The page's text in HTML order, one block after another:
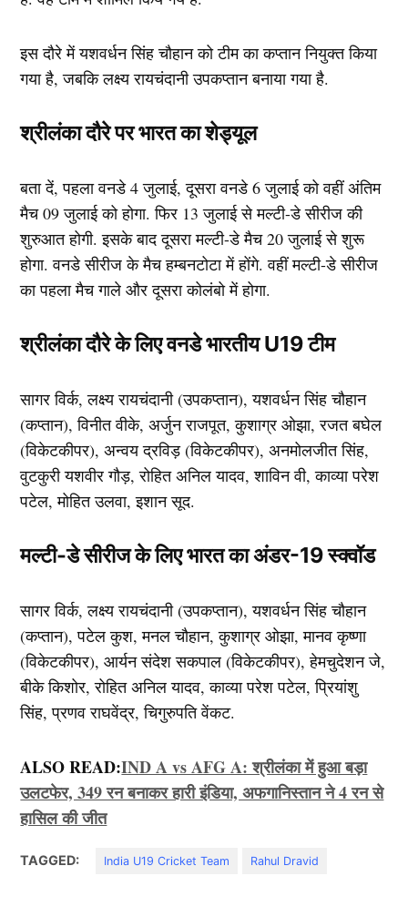
इस दौरे में यशवर्धन सिंह चौहान को टीम का कप्तान नियुक्त किया
गया है, जबकि लक्ष्य रायचंदानी उपकप्तान बनाया गया है.
श्रीलंका दौरे पर भारत का शेड्यूल
बता दें, पहला वनडे 4 जुलाई, दूसरा वनडे 6 जुलाई को वहीं अंतिम
मैच 09 जुलाई को होगा. फिर 13 जुलाई से मल्टी-डे सीरीज की
शुरुआत होगी. इसके बाद दूसरा मल्टी-डे मैच 20 जुलाई से शुरू
होगा. वनडे सीरीज के मैच हम्बनटोटा में होंगे. वहीं मल्टी-डे सीरीज
का पहला मैच गाले और दूसरा कोलंबो में होगा.
श्रीलंका दौरे के लिए वनडे भारतीय U19 टीम
सागर विर्क, लक्ष्य रायचंदानी (उपकप्तान), यशवर्धन सिंह चौहान
(कप्तान), विनीत वीके, अर्जुन राजपूत, कुशाग्र ओझा, रजत बघेल
(विकेटकीपर), अन्वय द्रविड़ (विकेटकीपर), अनमोलजीत सिंह,
वुटकुरी यशवीर गौड़, रोहित अनिल यादव, शाविन वी, काव्या परेश
पटेल, मोहित उलवा, इशान सूद.
मल्टी-डे सीरीज के लिए भारत का अंडर-19 स्क्वॉड
सागर विर्क, लक्ष्य रायचंदानी (उपकप्तान), यशवर्धन सिंह चौहान
(कप्तान), पटेल कुश, मनल चौहान, कुशाग्र ओझा, मानव कृष्णा
(विकेटकीपर), आर्यन संदेश सकपाल (विकेटकीपर), हेमचुदेशन जे,
बीके किशोर, रोहित अनिल यादव, काव्या परेश पटेल, प्रियांशु
सिंह, प्रणव राघवेंद्र, चिगुरुपति वेंकट.
ALSO READ:IND A vs AFG A: श्रीलंका में हुआ बड़ा
उलटफेर, 349 रन बनाकर हारी इंडिया, अफगानिस्तान ने 4 रन से
हासिल की जीत
TAGGED: India U19 Cricket Team Rahul Dravid